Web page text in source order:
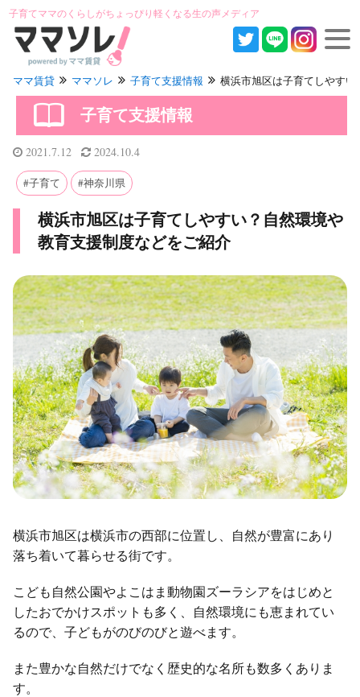
子育てママのくらしがちょっぴり軽くなる生の声メディア
ママ賃貸 ママソレ 子育て支援情報 横浜市旭区は子育てしやすい
子育て支援情報
2021.7.12 2024.10.4
子育て 神奈川県
横浜市旭区は子育てしやすい？自然環境や
教育支援制度などをご紹介
横浜市旭区は横浜市の西部に位置し、自然が豊富にあり
落ち着いて暮らせる街です。
こども自然公園やよこはま動物園ズーラシアをはじめと
したおでかけスポットも多く、自然環境にも恵まれてい
るので、子どもがのびのびと遊べます。
また豊かな自然だけでなく歴史的な名所も数多くありま
す。